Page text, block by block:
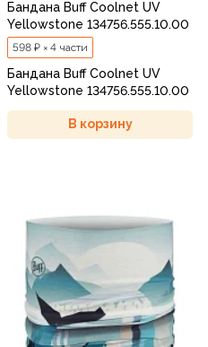
Бандана Buff Coolnet UV
Yellowstone 134756.555.10.00
598 ₽ × 4 части
Бандана Buff Coolnet UV
Yellowstone 134756.555.10.00
В корзину